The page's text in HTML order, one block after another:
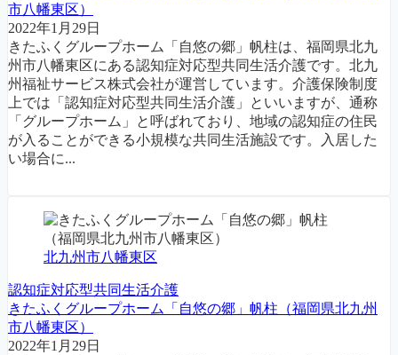
市八幡東区）
2022年1月29日
きたふくグループホーム「自悠の郷」帆柱は、福岡県北九
州市八幡東区にある認知症対応型共同生活介護です。北九
州福祉サービス株式会社が運営しています。介護保険制度
上では「認知症対応型共同生活介護」といいますが、通称
「グループホーム」と呼ばれており、地域の認知症の住民
が入ることができる小規模な共同生活施設です。入居した
い場合に...
北九州市八幡東区
認知症対応型共同生活介護
きたふくグループホーム「自悠の郷」帆柱（福岡県北九州
市八幡東区）
2022年1月29日